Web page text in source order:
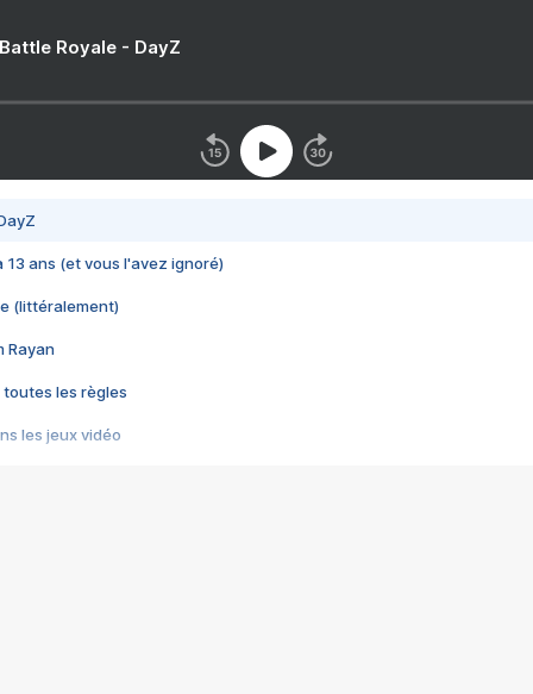
Royale - DayZ
13 ans (et vous l'avez ignoré)
(littéralement)
Rayan
toutes les règles
les jeux vidéo